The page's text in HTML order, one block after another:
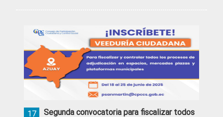
Segunda convocatoria para fiscalizar todos
17